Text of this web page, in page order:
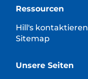
Ressourcen
Hill's kontaktieren
Sitemap
Unsere Seiten